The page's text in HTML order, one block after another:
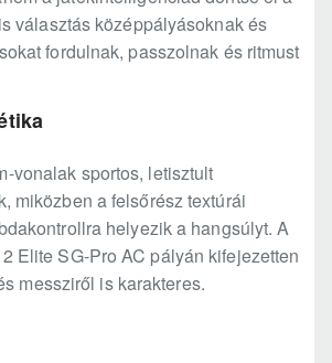
választás középpályásoknak és
fordulnak, passzolnak és ritmust
vonalak sportos, letisztult
miközben a felsőrész textúrái
helyezik a hangsúlyt. A
Elite SG-Pro AC pályán kifejezetten
messziről is karakteres.